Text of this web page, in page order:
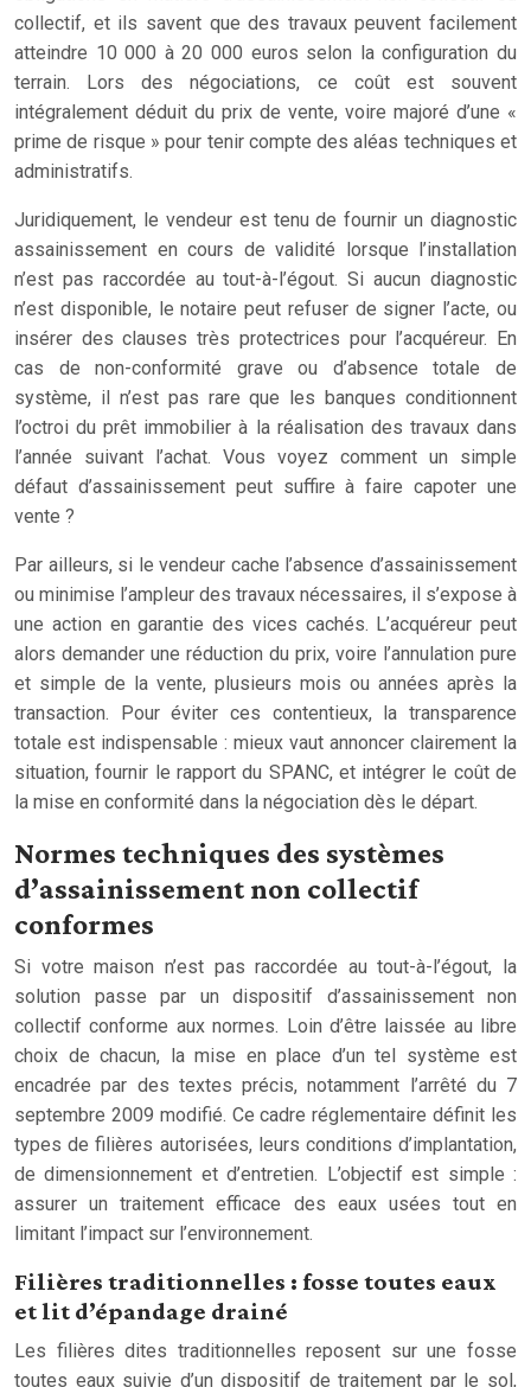
collectif, et ils savent que des travaux peuvent facilement
atteindre 10 000 à 20 000 euros selon la configuration du
terrain. Lors des négociations, ce coût est souvent
intégralement déduit du prix de vente, voire majoré d’une «
prime de risque » pour tenir compte des aléas techniques et
administratifs.
Juridiquement, le vendeur est tenu de fournir un diagnostic
assainissement en cours de validité lorsque l’installation
n’est pas raccordée au tout-à-l’égout. Si aucun diagnostic
n’est disponible, le notaire peut refuser de signer l’acte, ou
insérer des clauses très protectrices pour l’acquéreur. En
cas de non-conformité grave ou d’absence totale de
système, il n’est pas rare que les banques conditionnent
l’octroi du prêt immobilier à la réalisation des travaux dans
l’année suivant l’achat. Vous voyez comment un simple
défaut d’assainissement peut suffire à faire capoter une
vente ?
Par ailleurs, si le vendeur cache l’absence d’assainissement
ou minimise l’ampleur des travaux nécessaires, il s’expose à
une action en garantie des vices cachés. L’acquéreur peut
alors demander une réduction du prix, voire l’annulation pure
et simple de la vente, plusieurs mois ou années après la
transaction. Pour éviter ces contentieux, la transparence
totale est indispensable : mieux vaut annoncer clairement la
situation, fournir le rapport du SPANC, et intégrer le coût de
la mise en conformité dans la négociation dès le départ.
Normes techniques des systèmes
d’assainissement non collectif
conformes
Si votre maison n’est pas raccordée au tout-à-l’égout, la
solution passe par un dispositif d’assainissement non
collectif conforme aux normes. Loin d’être laissée au libre
choix de chacun, la mise en place d’un tel système est
encadrée par des textes précis, notamment l’arrêté du 7
septembre 2009 modifié. Ce cadre réglementaire définit les
types de filières autorisées, leurs conditions d’implantation,
de dimensionnement et d’entretien. L’objectif est simple :
assurer un traitement efficace des eaux usées tout en
limitant l’impact sur l’environnement.
Filières traditionnelles : fosse toutes eaux
et lit d’épandage drainé
Les filières dites traditionnelles reposent sur une fosse
toutes eaux suivie d’un dispositif de traitement par le sol,